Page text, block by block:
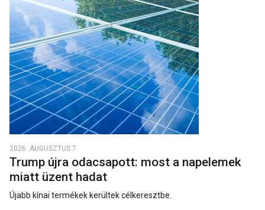
2026. AUGUSZTUS 7.
Trump újra odacsapott: most a napelemek
miatt üzent hadat
Újabb kínai termékek kerültek célkeresztbe.